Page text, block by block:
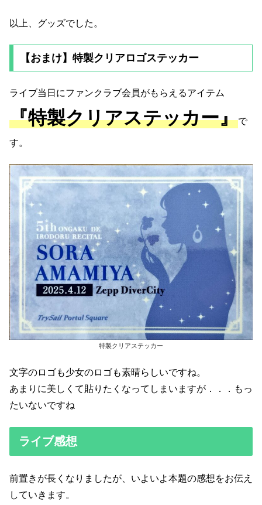
以上、グッズでした。
【おまけ】特製クリアロゴステッカー
ライブ当日にファンクラブ会員がもらえるアイテム
『特製クリアステッカー』で
す。
特製クリアステッカー
文字のロゴも少女のロゴも素晴らしいですね。
あまりに美しくて貼りたくなってしまいますが．．．もっ
たいないですね
ライブ感想
前置きが長くなりましたが、いよいよ本題の感想をお伝え
していきます。